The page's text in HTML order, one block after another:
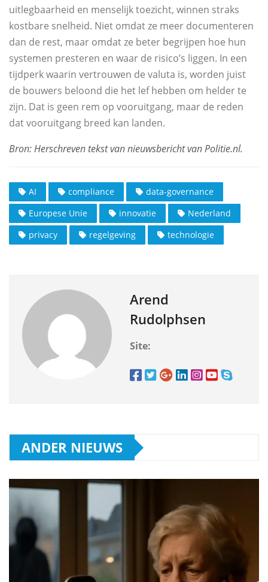
uitlegbaarheid en menselijk toezicht, winnen straks
kostbare snelheid. Niet omdat ze meer documenteren
dan de rest, maar omdat ze beter begrijpen hoe hun
systemen presteren en waar de risico’s liggen. In een
tijdperk waarin vertrouwen de valuta is, worden juist
de bouwers beloond die het lef hebben om helder te
zijn. Dat is geen rem op vooruitgang, maar de reden
dat vooruitgang breed kan landen.
AI compliance
data-governance
Europese Unie
innovatie
Nederland
privacy
regelgeving technologie
Arend
Rudolphsen
Site:
ANDER NIEUWS